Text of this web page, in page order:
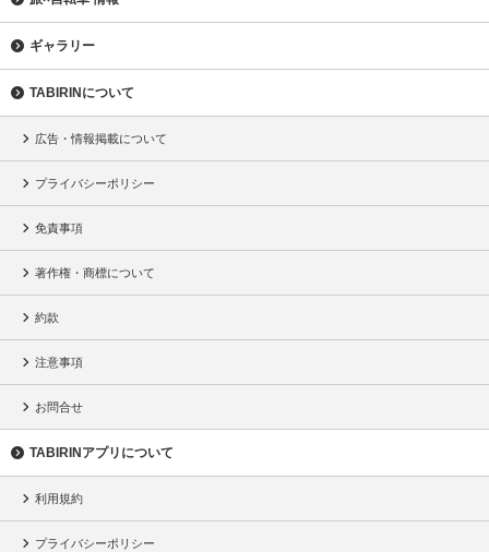
ギャラリー
TABIRINについて
広告・情報掲載について
プライバシーポリシー
免責事項
著作権・商標について
約款
注意事項
お問合せ
TABIRINアプリについて
利用規約
プライバシーポリシー